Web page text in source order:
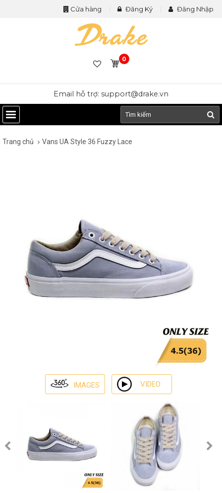
Cửa hàng Đăng Ký Đăng Nhập
0
Email hỗ trợ: support@drake.vn
Trang chủ Vans UA Style 36 Fuzzy Lace
IMAGES VIDEO